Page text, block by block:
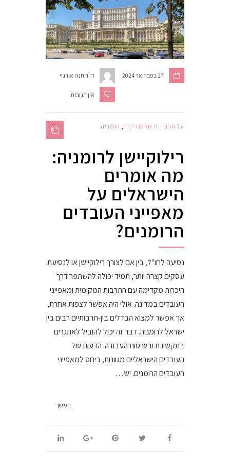
ד"ר חנה אורנוי 27 בפברואר 2024
אין תגובות
על תרבויות של מדינות רומניה
רילוקיישן לרומניה:
מה אומרים
הישראלים על
מאפייני העובדים
הרומנים?
נסיעה לחו"ל, בין אם לצורך רילוקיישן או לנסיעת
עסקים קצרה יותר, תמיד יכולה להשתפר דרך
היכרות מקדימה עם התרבות המקומית ומאפייני
העובדים במדינה. אולי היה אפשר לצפות אחרת,
אך אפשר למצוא הבדלים בין-תרבותיים רבים בין
ישראל לרומניה. דבר זה יכול להוביל לאתגרים
בתקשורת ובשיטות העבודה. הדעות של
העובדים הישראליים מגוונות, ביחס למאפייני
העובדים הרומנים. יש…
המשך